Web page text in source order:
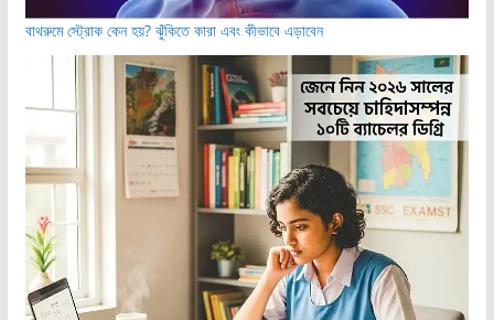
বাথরুমে স্ট্রোক কেন হয়? ঝুঁকিতে কারা এবং কীভাবে এড়াবেন